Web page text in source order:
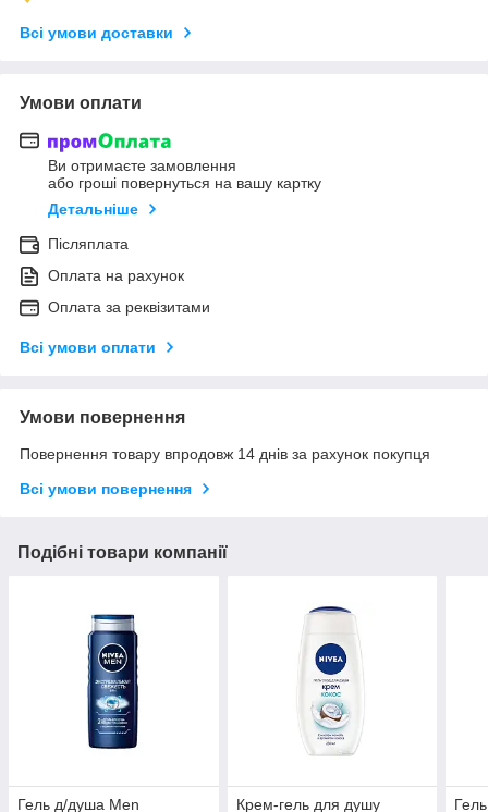
Всі умови доставки
Умови оплати
Ви отримаєте замовлення
або гроші повернуться на вашу картку
Детальніше
Післяплата
Оплата на рахунок
Оплата за реквізитами
Всі умови оплати
Умови повернення
Повернення товару впродовж 14 днів за рахунок покупця
Всі умови повернення
Подібні товари компанії
Гель д/душа Men Крем-гель для душу